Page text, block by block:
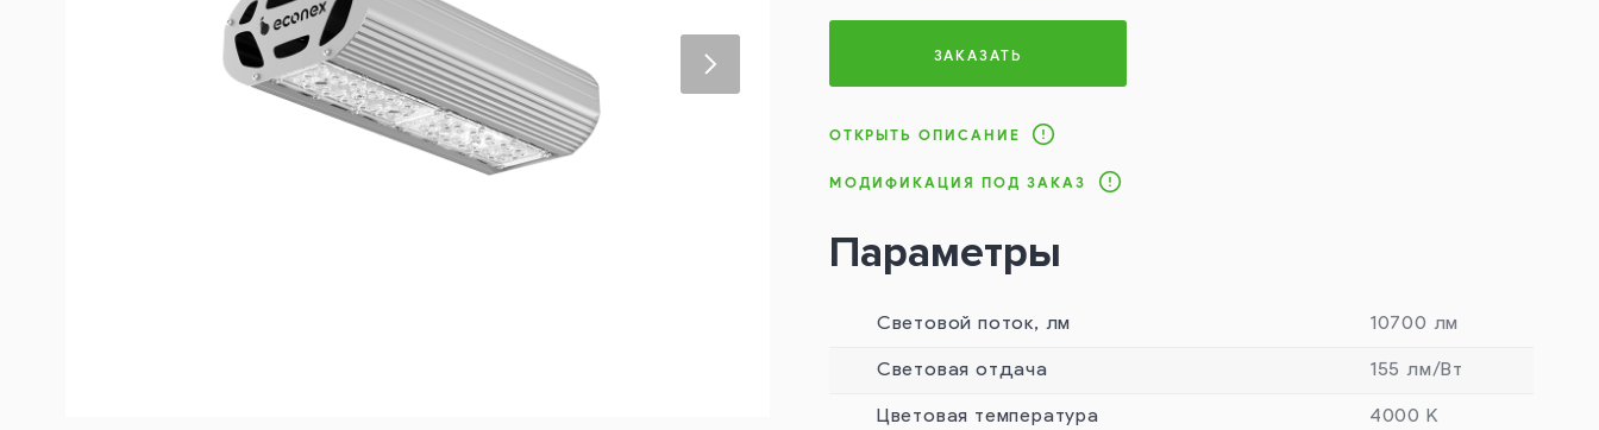
ЗАКАЗАТЬ
ОТКРЫТЬ ОПИСАНИЕ
МОДИФИКАЦИЯ ПОД ЗАКАЗ
Параметры
Световой поток, лм 10700 лм
Световая отдача 155 лм/Вт
Цветовая температура 4000 К